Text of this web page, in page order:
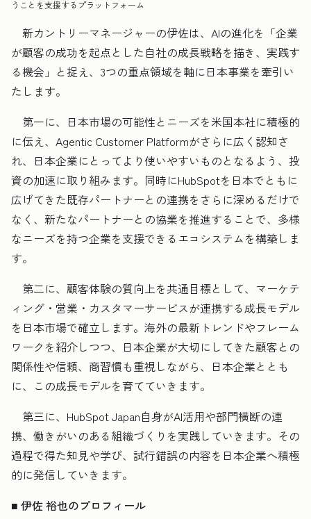
うことを支援するプラットフォーム
新カントリーマネージャーの伊佐は、AIの進化を「企業
が顧客の成功を起点とした自社の成長戦略を描き、実践す
る機会」と捉え、3つの重点領域を軸に日本事業を牽引い
たします。
第一に、日本市場の可能性とニーズを米国本社に積極的
に伝え、Agentic Customer Platformがさらに広く認知さ
れ、日本企業にとってより使いやすいものとなるよう、投
資の加速に取り組みます。同時にHubSpotを日本でともに
広げてきた既存パートナーとの連携をさらに深めるだけで
なく、新たなパートナーとの協業を推進することで、多様
なニーズを持つ企業を支援できるエコシステムを構築しま
す。
第二に、顧客体験の質向上を共通目標として、マーケテ
ィング・営業・カスタマーサービスが連携する成長モデル
を日本市場で確立します。海外の最新トレンドやフレーム
ワークを紹介しつつ、日本企業が大切にしてきた顧客との
関係性や信頼、商習慣も重視しながら、日本企業ととも
に、この成長モデルを育てていきます。
第三に、HubSpot Japan自身がAI活用や部門横断の連
携、働きがいのある組織づくりを実践していきます。その
過程で得た知見や学び、試行錯誤の内容を日本企業へ積極
的に発信していきます。
■ 伊佐 裕也のプロフィール